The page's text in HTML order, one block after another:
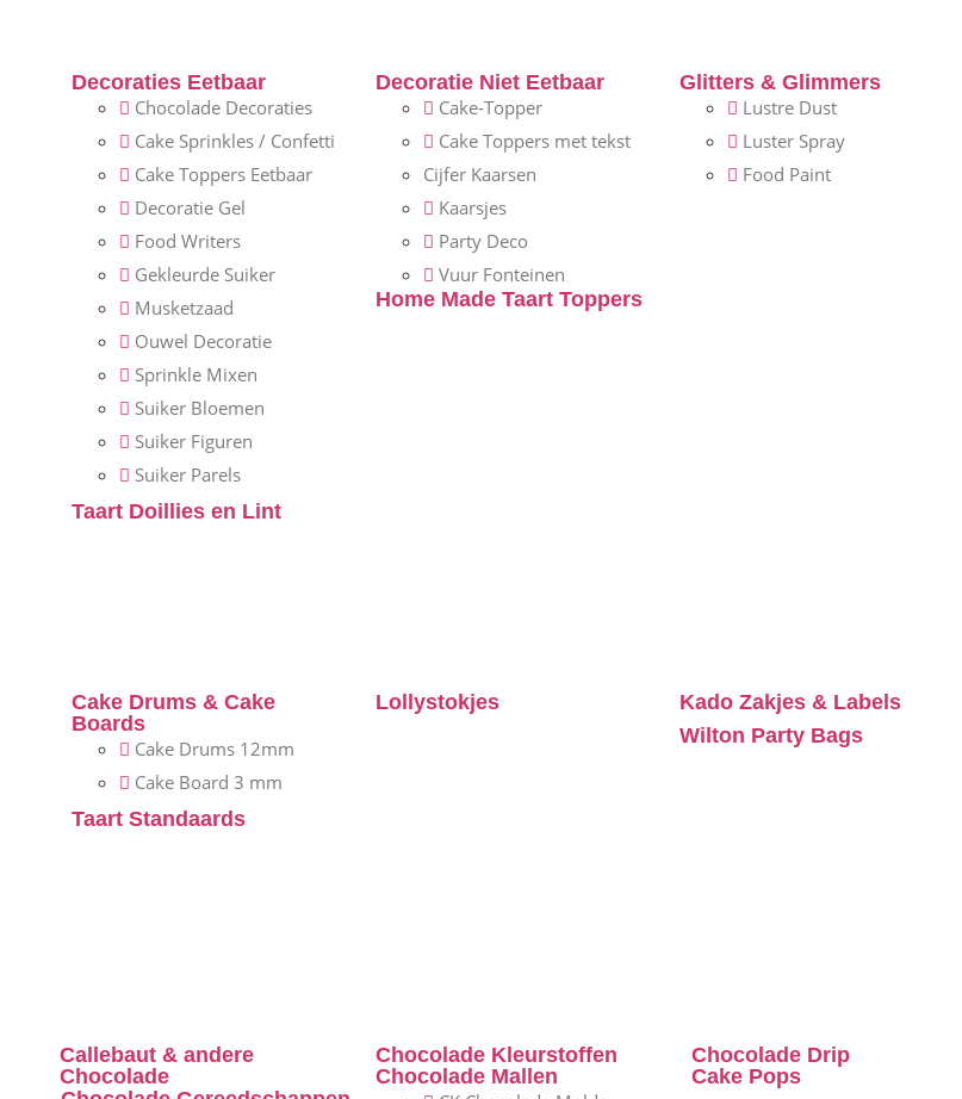
Decoraties Eetbaar
Chocolade Decoraties
Cake Sprinkles / Confetti
Cake Toppers Eetbaar
Decoratie Gel
Food Writers
Gekleurde Suiker
Musketzaad
Ouwel Decoratie
Sprinkle Mixen
Suiker Bloemen
Suiker Figuren
Suiker Parels
Taart Doillies en Lint
Decoratie Niet Eetbaar
Cake-Topper
Cake Toppers met tekst
Cijfer Kaarsen
Kaarsjes
Party Deco
Vuur Fonteinen
Home Made Taart Toppers
Glitters & Glimmers
Lustre Dust
Luster Spray
Food Paint
Cake Drums & Cake
Boards
Cake Drums 12mm
Cake Board 3 mm
Taart Standaards
Lollystokjes
Kado Zakjes & Labels
Wilton Party Bags
Callebaut & andere
Chocolade
Chocolade Kleurstoffen
Chocolade Mallen
Chocolade Drip
Cake Pops